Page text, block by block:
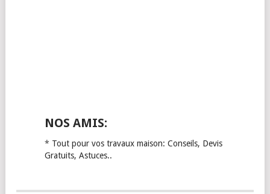
NOS AMIS:
* Tout pour vos travaux maison: Conseils, Devis
Gratuits, Astuces..